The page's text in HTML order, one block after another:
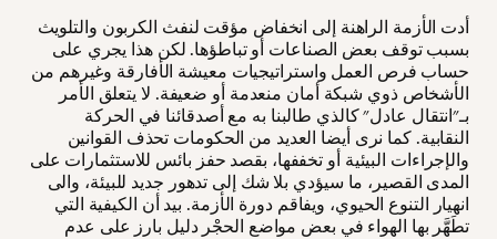
أدت الأزمة الراهنة إلى انخفاض مؤقت لنفث الكربون والتلويث
بسبب توقف بعض الصناعات أو تباطؤها. لكن هذا يجري على
حساب فرص العمل واستراتيجيات معيشة الأفارقة وغيرهم من
الأشخاص ذوي شبكة أمان منعدمة أو ضعيفة. لا يتعلق الأمر
بـ"انتقال عادل" كالذي طالبنا به مع أصدقائنا في الحركة
النقابية. كما نرى أيضا العديد من الحكومات تحذف القوانين
والإجراءات البيئية أو تخففها، بقصد حفز بائس للاستثمارات على
المدى القصير، ما سيؤدي بلا شك إلى تدهور جديد للبيئة، والى
انهيار التنوع الحيوي، ويفاقم دورة الأزمة. بيد أن الكيفية التي
تطَهَّر بها الهواء في بعض مواضع الحجْر دليل بارز على عدم